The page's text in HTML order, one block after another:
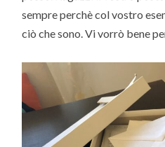
sempre perchè col vostro
ciò che sono. Vi vorrò bene